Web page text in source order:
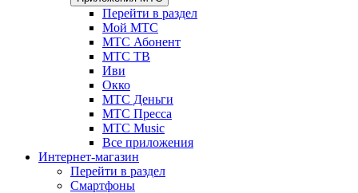
Перейти в раздел
Мой МТС
МТС Абонент
МТС ТВ
Иви
Окко
МТС Деньги
МТС Пресса
МТС Music
Все приложения
Интернет-магазин
Перейти в раздел
Смартфоны